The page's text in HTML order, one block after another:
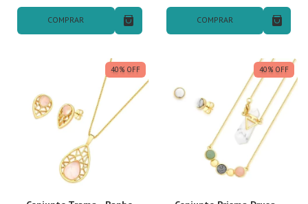
COMPRAR COMPRAR
40% OFF 40% OFF